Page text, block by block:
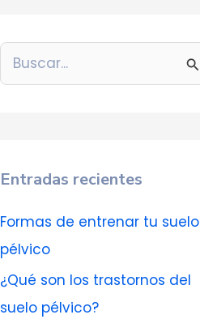
u
rEntradas recientes
Formas de entrenar tu suelo
pélvico
¿Qué son los trastornos del
suelo pélvico?